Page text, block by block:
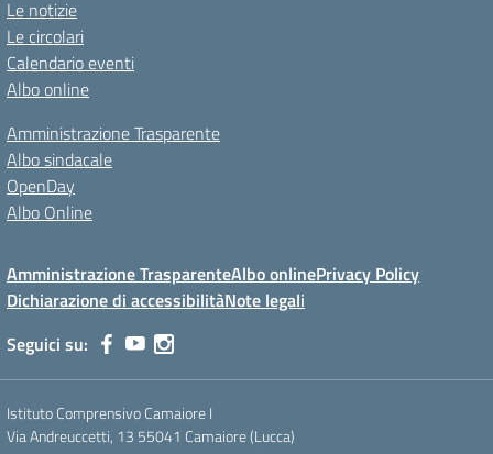
Le notizie
Le circolari
Calendario eventi
Albo online
Amministrazione Trasparente
Albo sindacale
OpenDay
Albo Online
Amministrazione TrasparenteAlbo onlinePrivacy Policy
Dichiarazione di accessibilitàNote legali
Seguici su:
Istituto Comprensivo Camaiore I
Via Andreuccetti, 13 55041 Camaiore (Lucca)